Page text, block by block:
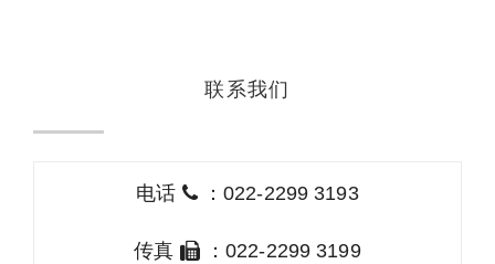
联系我们
电话 ：022-2299 3193
传真 ：022-2299 3199